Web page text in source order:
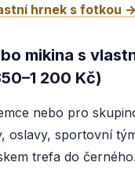
hrnek s fotkou →
mikina s
200 Kč)
nebo pro
oslavy, sportovní
trefa do